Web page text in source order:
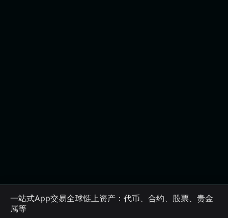
一站式App交易全球链上资产：代币、合约、股票、贵金
属等